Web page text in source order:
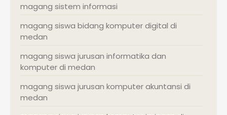
magang sistem informasi
magang siswa bidang komputer digital di
medan
magang siswa jurusan informatika dan
komputer di medan
magang siswa jurusan komputer akuntansi di
medan